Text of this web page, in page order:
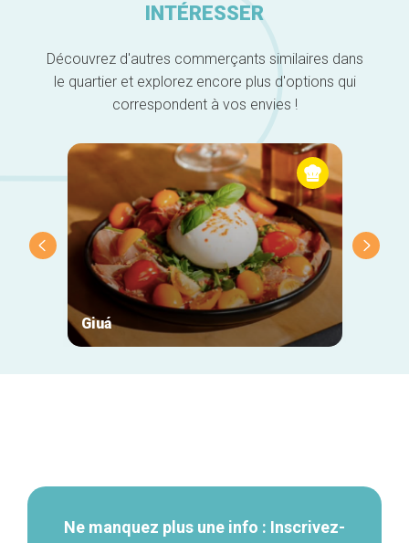
INTÉRESSER
Découvrez d'autres commerçants similaires dans
le quartier et explorez encore plus d'options qui
correspondent à vos envies !
Giuá
Ne manquez plus une info : Inscrivez-